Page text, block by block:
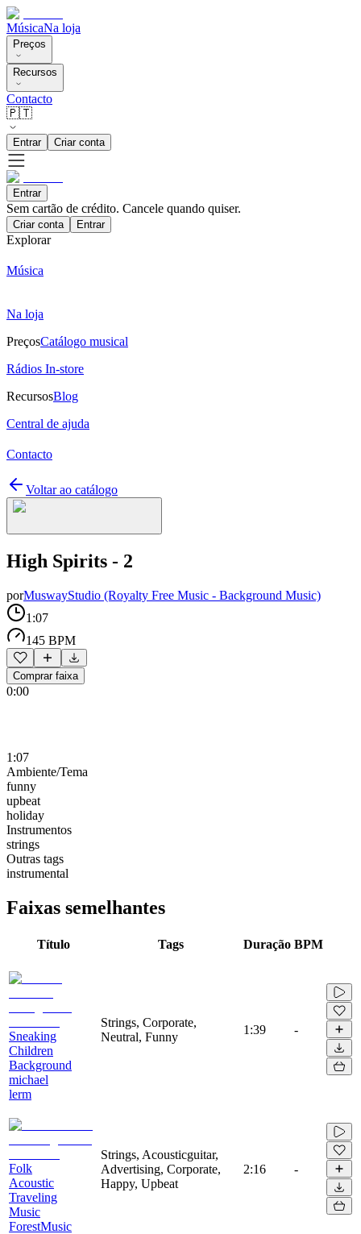
MúsicaNa loja
Preços
Recursos
Contacto
🇵🇹
Entrar Criar conta
Entrar
Sem cartão de crédito. Cancele quando quiser.
Criar conta Entrar
Explorar
Música
Na loja
PreçosCatálogo musical
Rádios In-store
RecursosBlog
Central de ajuda
Contacto
Voltar ao catálogo
High Spirits - 2
porMuswayStudio (Royalty Free Music - Background Music)
1:07
145 BPM
Comprar faixa
0:00
1:07
Ambiente/Tema
funny
upbeat
holiday
Instrumentos
strings
Outras tags
instrumental
Faixas semelhantes
Título Tags Duração BPM
Sneaking
Children
Background
michael
lerm
Strings, Corporate,
Neutral, Funny
1:39 -
Folk
Acoustic
Traveling
Music
ForestMusic
Strings, Acousticguitar,
Advertising, Corporate,
Happy, Upbeat
2:16 -